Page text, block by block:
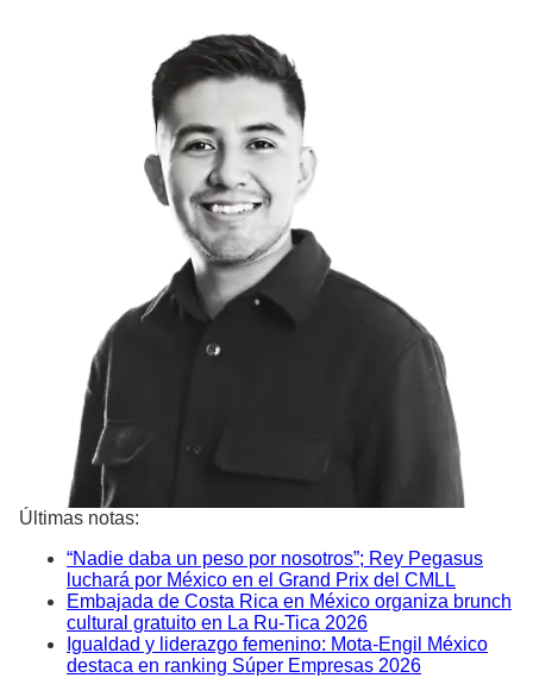
Últimas notas:
“Nadie daba un peso por nosotros”; Rey Pegasus
luchará por México en el Grand Prix del CMLL
Embajada de Costa Rica en México organiza brunch
cultural gratuito en La Ru-Tica 2026
Igualdad y liderazgo femenino: Mota-Engil México
destaca en ranking Súper Empresas 2026